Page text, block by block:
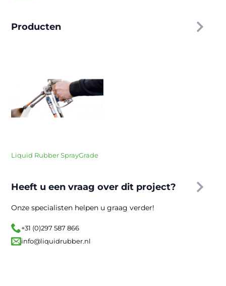
Producten
Liquid Rubber SprayGrade
Heeft u een vraag over dit project?
Onze specialisten helpen u graag verder!
+31 (0)297 587 866
info@liquidrubber.nl